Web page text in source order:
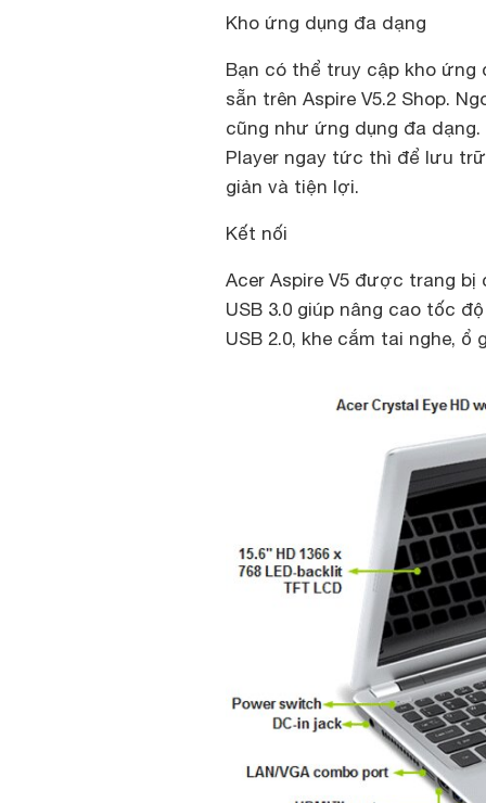
Kho ứng dụng đa dạng
Bạn có thể truy cập kho ứng
sẵn trên Aspire V5.2 Shop.
cũng như ứng dụng đa
Player ngay tức thì để lưu
giản và tiện lợi.
Kết nối
Acer Aspire V5 được trang bị
USB 3.0 giúp nâng cao tốc
USB 2.0, khe cắm tai nghe, ổ